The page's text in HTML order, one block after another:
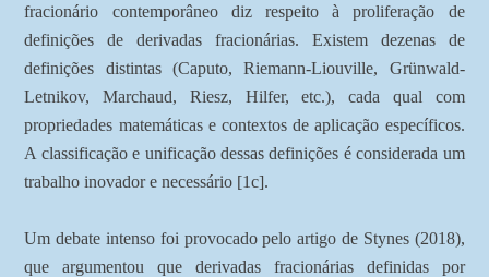
fracionário contemporâneo diz respeito à proliferação de
definições de derivadas fracionárias. Existem dezenas de
definições distintas (Caputo, Riemann-Liouville, Grünwald-
Letnikov, Marchaud, Riesz, Hilfer, etc.), cada qual com
propriedades matemáticas e contextos de aplicação específicos.
A classificação e unificação dessas definições é considerada um
trabalho inovador e necessário [1c].
Um debate intenso foi provocado pelo artigo de Stynes (2018),
que argumentou que derivadas fracionárias definidas por